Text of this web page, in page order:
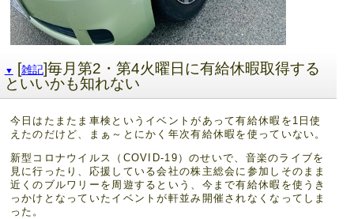
▼ [雑記]毎月第2・第4火曜日に有給休暇取得する
といいかも知れない
今日はたまたま車検というイベントがあって有給休暇を1日使
えたのだけど、まぁ～とにかく年次有給休暇を使っていない。
新型コロナウイルス（COVID-19）のせいで、音楽のライブを
見に行ったり、応援している会社の株主総会に参加しそのまま
近くのブルワリーを周遊するという、今まで有給休暇を使うき
っかけとなっていたイベントが軒並み開催されなくなってしま
った。